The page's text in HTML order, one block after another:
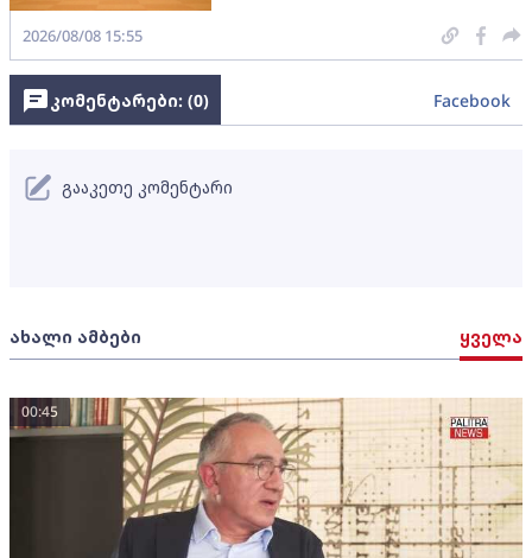
2026/08/08 15:55
ახალი ამბები ყველა
00:45
კომენტარები: (0) Facebook
გააკეთე კომენტარი